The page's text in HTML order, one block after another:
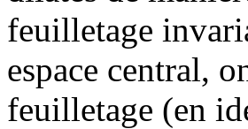
feuilletage
espace central,
feuilletage (en